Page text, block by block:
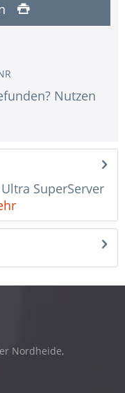
Nutzen
SuperServer
Nordheide,